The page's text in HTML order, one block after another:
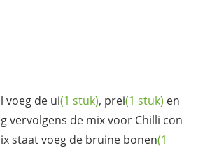
voeg de ui(1 stuk), prei(1 stuk) en
vervolgens de mix voor Chilli con
staat voeg de bruine bonen(1